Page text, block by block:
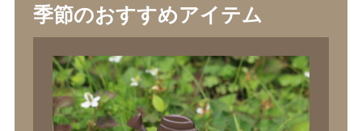
季節のおすすめアイテム